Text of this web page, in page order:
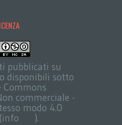
pubblicati su
disponibili sotto
Commons
commerciale -
modo 4.0
).